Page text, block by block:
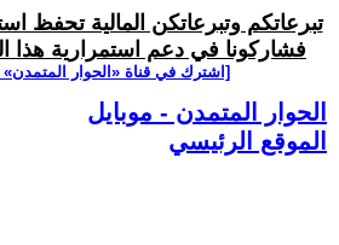
تبرعاتكم وتبرعاتكن المالية تحفظ
فشاركونا في دعم استمرارية هذا
[اشترك في قناة ‫«الحوار المتمدن»
الحوار المتمدن - موبايل
الموقع الرئيسي